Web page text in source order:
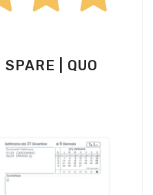
| QUO